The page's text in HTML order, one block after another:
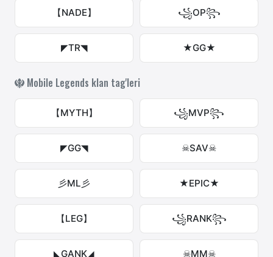
【NADE】 ꧁OP꧂
◤TR◥ ★GG★
Mobile Legends klan tag'leri
【MYTH】 ꧁MVP꧂
◤GG◥ ☠SAV☠
彡ML彡 ★EPIC★
【LEG】 ꧁RANK꧂
◣GANK◢ ☠MM☠